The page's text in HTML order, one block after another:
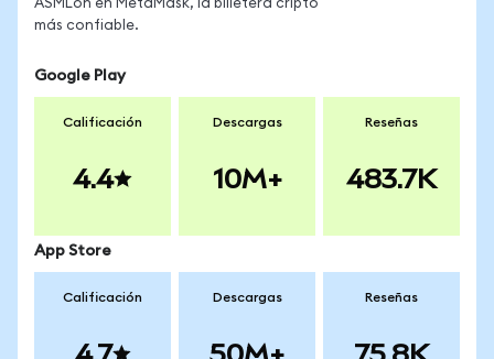
ASMLon en MetaMask, la billetera cripto
más confiable.
Google Play
Calificación
4.4
Descargas
10M+
Reseñas
483.7K
App Store
Calificación Descargas Reseñas